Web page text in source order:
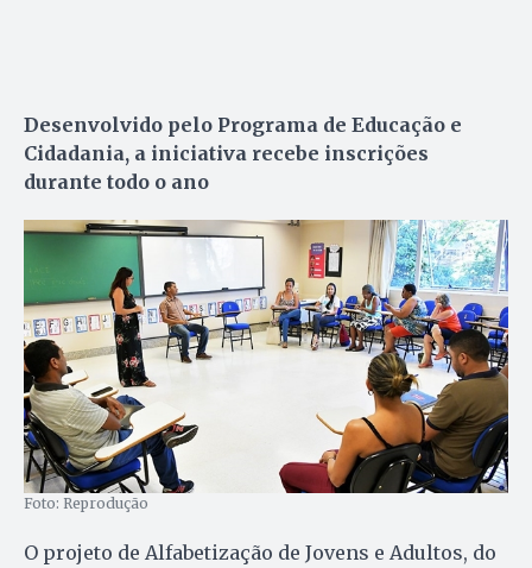
Desenvolvido pelo Programa de Educação e
Cidadania, a iniciativa recebe inscrições
durante todo o ano
Foto: Reprodução
O projeto de Alfabetização de Jovens e Adultos, do